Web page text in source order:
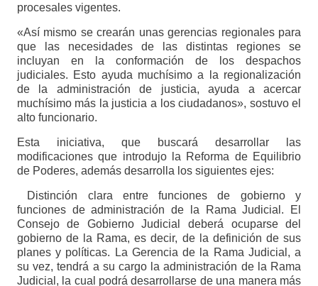
procesales vigentes.
«Así mismo se crearán unas gerencias regionales para
que las necesidades de las distintas regiones se
incluyan en la conformación de los despachos
judiciales. Esto ayuda muchísimo a la regionalización
de la administración de justicia, ayuda a acercar
muchísimo más la justicia a los ciudadanos», sostuvo el
alto funcionario.
Esta iniciativa, que buscará desarrollar las
modificaciones que introdujo la Reforma de Equilibrio
de Poderes, además desarrolla los siguientes ejes:
Distinción clara entre funciones de gobierno y
funciones de administración de la Rama Judicial. El
Consejo de Gobierno Judicial deberá ocuparse del
gobierno de la Rama, es decir, de la definición de sus
planes y políticas. La Gerencia de la Rama Judicial, a
su vez, tendrá a su cargo la administración de la Rama
Judicial, la cual podrá desarrollarse de una manera más